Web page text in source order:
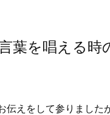
葉を唱える
伝えをして参りました